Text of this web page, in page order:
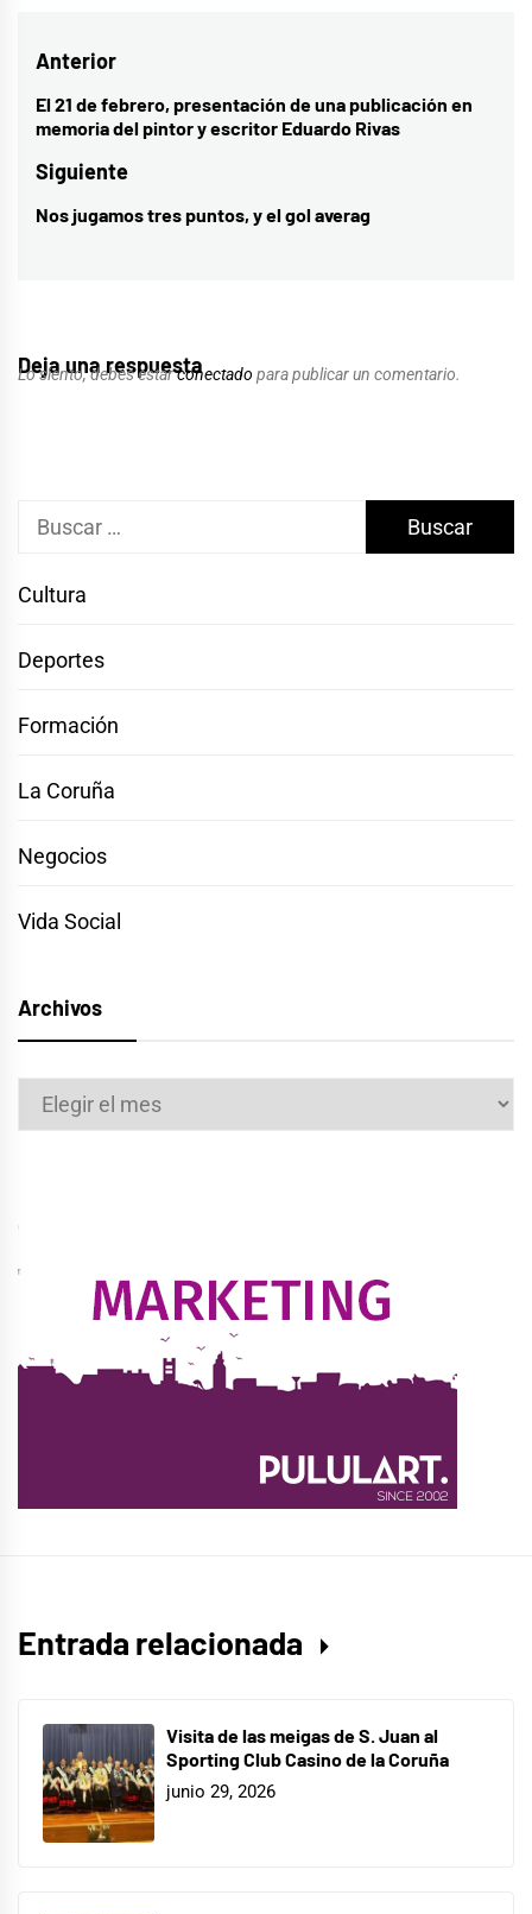
Navegación
de
entradas
Anterior
Entrada
anterior:
El 21 de febrero, presentación de una publicación en
memoria del pintor y escritor Eduardo Rivas
Siguiente
Entrada
Nos jugamos tres puntos, y el gol averag
Deja una respuesta
Lo siento, debes estarconectado para publicar un comentario.
Buscar:
Cultura
Deportes
Formación
La Coruña
Negocios
Vida Social
Archivos
Archivos
Entrada relacionada
Visita de las meigas de S. Juan al
Sporting Club Casino de la Coruña
junio 29, 2026